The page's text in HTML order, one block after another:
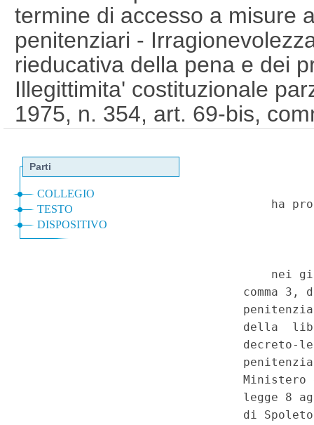
termine di accesso a misure
penitenziari -
rieducativa della pena e dei
Illegittimita' costituzionale
1975, n. 354, art. 69-bis,
92, convertito, con
2024, n. 112. - Costituzione,
111, sesto comma. (T-
Corte Costituzionale n.53